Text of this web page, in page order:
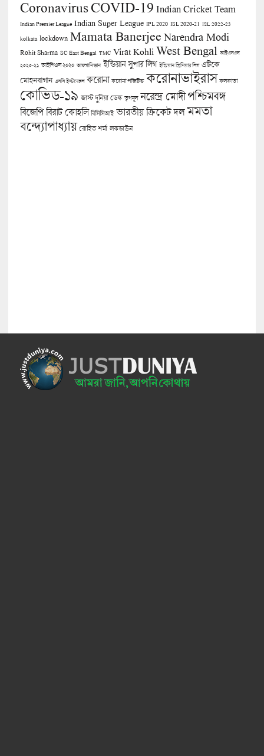
CoronavirusCOVID-19 Indian Cricket Team
Indian Premier League Indian Super League IPL 2020 ISL 2020-21 ISL 2022-23
kolkata lockdown Mamata Banerjee Narendra Modi
Rohit Sharma SC East Bengal TMC Virat Kohli West Bengal আইএসএল
২০২০-২১ আইপিএল ২০২০ আফগানিস্তান ইন্ডিয়ান সুপার লিগ ইন্ডিয়ান প্রিমিয়ার লিগ এটিকে
মোহনবাগান এসসি ইস্টবেঙ্গল করোনা করোনা পজিটিভ করোনাভাইরাস কলকাতা
কোভিড-১৯ জাস্ট দুনিয়া ডেস্ক তৃণমূল নরেন্দ্র মোদী পশ্চিমবঙ্গ
বিজেপি বিরাট কোহলি বিসিসিআই ভারতীয় ক্রিকেট দল মমতা
বন্দ্যোপাধ্যায় রোহিত শর্মা লকডাউন